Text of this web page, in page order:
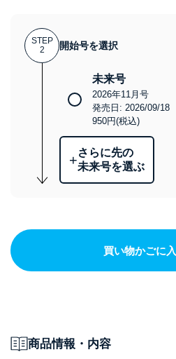
STEP
2
開始号を選択
未来号
2026年11月号
発売日: 2026/09/18
950円(税込)
+さらに先の
未来号を選ぶ
買い物かごに
商品情報・内容